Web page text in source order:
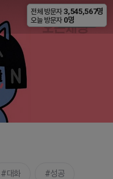
비공개
대화 성공
전체 방문자 3,545,567명
오늘 방문자 0명